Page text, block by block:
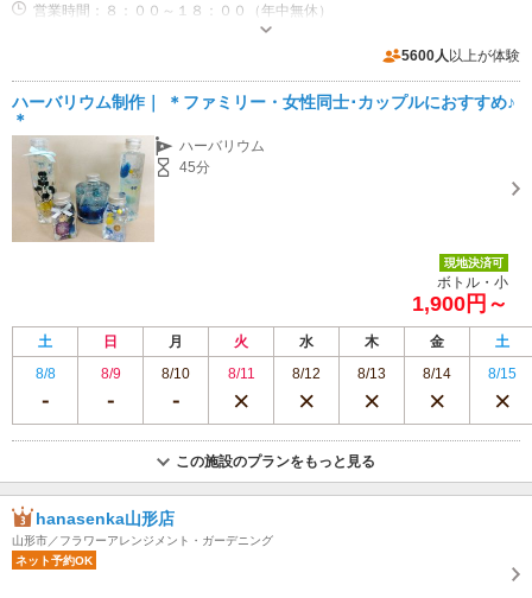
営業時間：８：００～１８：００（年中無休）
5600人 以上が体験
ハーバリウム制作｜ ＊ファミリー・女性同士･カップルにおすすめ♪
＊
ハーバリウム
45分
現地決済可
ボトル・小
1,900円～
土 日 月 火 水 木 金
土
8/8
8/9 8/10 8/11 8/12 8/13 8/14 8/15
この施設のプランをもっと見る
hanasenka山形店
山形市／フラワーアレンジメント・ガーデニング
ネット予約OK